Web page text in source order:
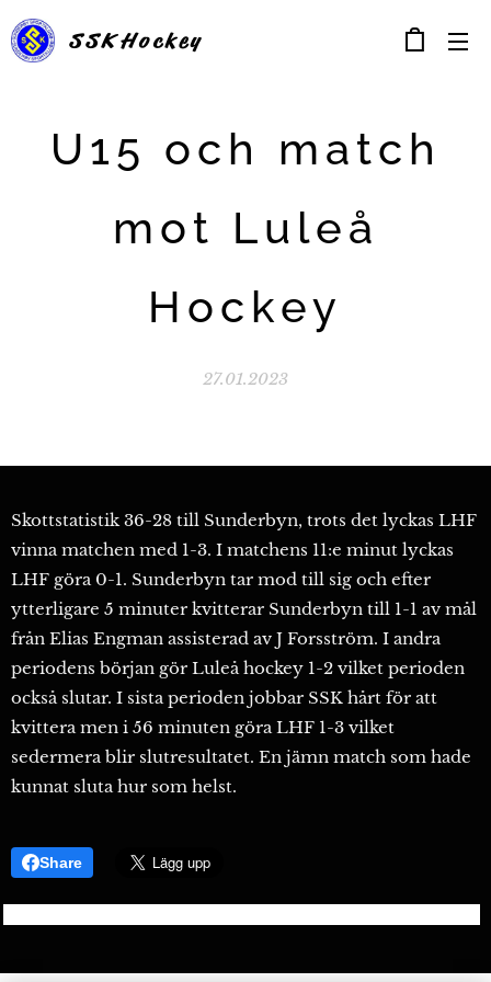
SSKHockey
U15 och match
mot Luleå
Hockey
27.01.2023
Skottstatistik 36-28 till Sunderbyn, trots det lyckas LHF
vinna matchen med 1-3. I matchens 11:e minut lyckas
LHF göra 0-1. Sunderbyn tar mod till sig och efter
ytterligare 5 minuter kvitterar Sunderbyn till 1-1 av mål
från Elias Engman assisterad av J Forsström. I andra
periodens början gör Luleå hockey 1-2 vilket perioden
också slutar. I sista perioden jobbar SSK hårt för att
kvittera men i 56 minuten göra LHF 1-3 vilket
sedermera blir slutresultatet. En jämn match som hade
kunnat sluta hur som helst.
Share